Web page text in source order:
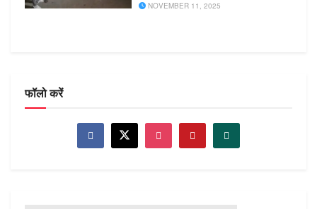
NOVEMBER 11, 2025
फॉलो करें